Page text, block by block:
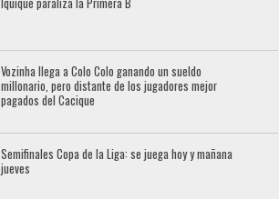
Vozinha llega a Colo Colo ganando un sueldo
millonario, pero distante de los jugadores mejor
pagados del Cacique
Semifinales Copa de la Liga: se juega hoy y mañana
jueves